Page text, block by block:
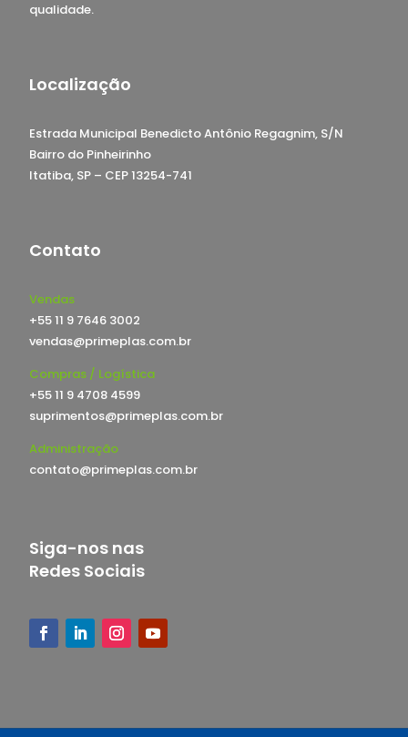
qualidade.
Localização
Estrada Municipal Benedicto Antônio Regagnim, S/N
Bairro do Pinheirinho
Itatiba, SP – CEP 13254-741
Contato
Vendas
+55 11 9 7646 3002
vendas@primeplas.com.br
Compras / Logística
+55 11 9 4708 4599
suprimentos@primeplas.com.br
Administração
contato@primeplas.com.br
Siga-nos nas
Redes Sociais